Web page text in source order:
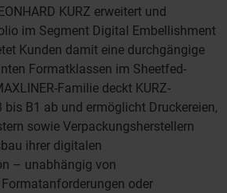
KURZ erweitert und
im Segment Digital Embellishment
Kunden damit eine durchgängige
Formatklassen im Sheetfed-
Familie deckt KURZ-
B1 ab und ermöglicht Druckereien,
sowie Verpackungsherstellern
ihrer digitalen
– unabhängig von
oder